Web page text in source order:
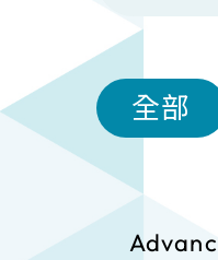
全部